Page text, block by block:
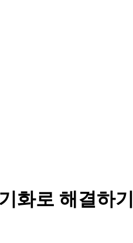
화로 해결하기